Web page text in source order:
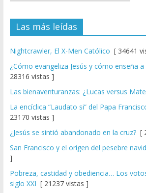
Las más leídas
Nightcrawler, El X-Men Católico [ 34641
¿Cómo evangeliza Jesús y cómo enseña a
28316 vistas ]
Las bienaventuranzas: ¿Lucas versus
La encíclica “Laudato si” del Papa
23170 vistas ]
¿Jesús se sintió abandonado en la cruz?[
San Francisco y el origen del pesebre
]
Pobreza, castidad y obediencia… Los
siglo XXI [ 21237 vistas ]